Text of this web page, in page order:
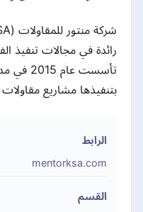
رائدة في مجالات تنفيذ
تأسست
بتنفيذها مشاريع
الرابط
mentorksa.com
القسم